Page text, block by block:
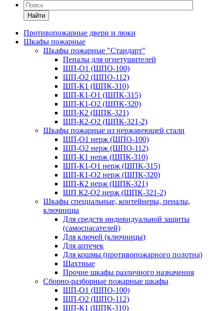
Найти
Противопожарные двери и люки
Шкафы пожарные
Шкафы пожарные "Стандарт"
Пеналы для огнетушителей
ШП-О1 (ШПО-100)
ШП-О2 (ШПО-112)
ШП-К1 (ШПК-310)
ШП-К1-О1 (ШПК-315)
ШП-К1-О2 (ШПК-320)
ШП-К2 (ШПК-321)
ШП-К2-О2 (ШПК-321-2)
Шкафы пожарные из нержавеющей стали
ШП-О1 нерж (ШПО-100)
ШП-О2 нерж (ШПО-112)
ШП-К1 нерж (ШПК-310)
ШП-К1-О1 нерж (ШПК-315)
ШП-К1-О2 нерж (ШПК-320)
ШП-К2 нерж (ШПК-321)
ШП К2-О2 нерж (ШПК-321-2)
Шкафы специальные, контейнеры, пеналы,
ключницы
Для средств индивидуальной защиты
(самоспасателей)
Для ключей (ключницы)
Для аптечек
Для кошмы (противопожарного полотна)
Шахтные
Прочие шкафы различного назначения
Сборно-разборные пожарные шкафы
ШП-О1 (ШПО-100)
ШП-О2 (ШПО-112)
ШП-К1 (ШПК-310)